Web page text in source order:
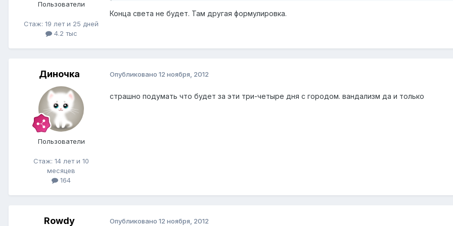
Пользователи
Стаж: 19 лет и 25 дней
4.2 тыс
Конца света не будет. Там другая формулировка.
Диночка
Пользователи
Стаж: 14 лет и 10
месяцев
164
Опубликовано 12 ноября, 2012
страшно подумать что будет за эти три-четыре дня с городом. вандализм да и только
Rowdy Опубликовано 12 ноября, 2012